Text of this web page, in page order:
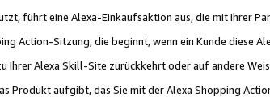
führt eine Alexa-Einkaufsaktion aus, die mit Ihrer
Action-Sitzung, die beginnt, wenn ein Kunde diese
Ihrer Alexa Skill-Site zurückkehrt oder auf andere
Produkt aufgibt, das Sie mit der Alexa Shopping Action